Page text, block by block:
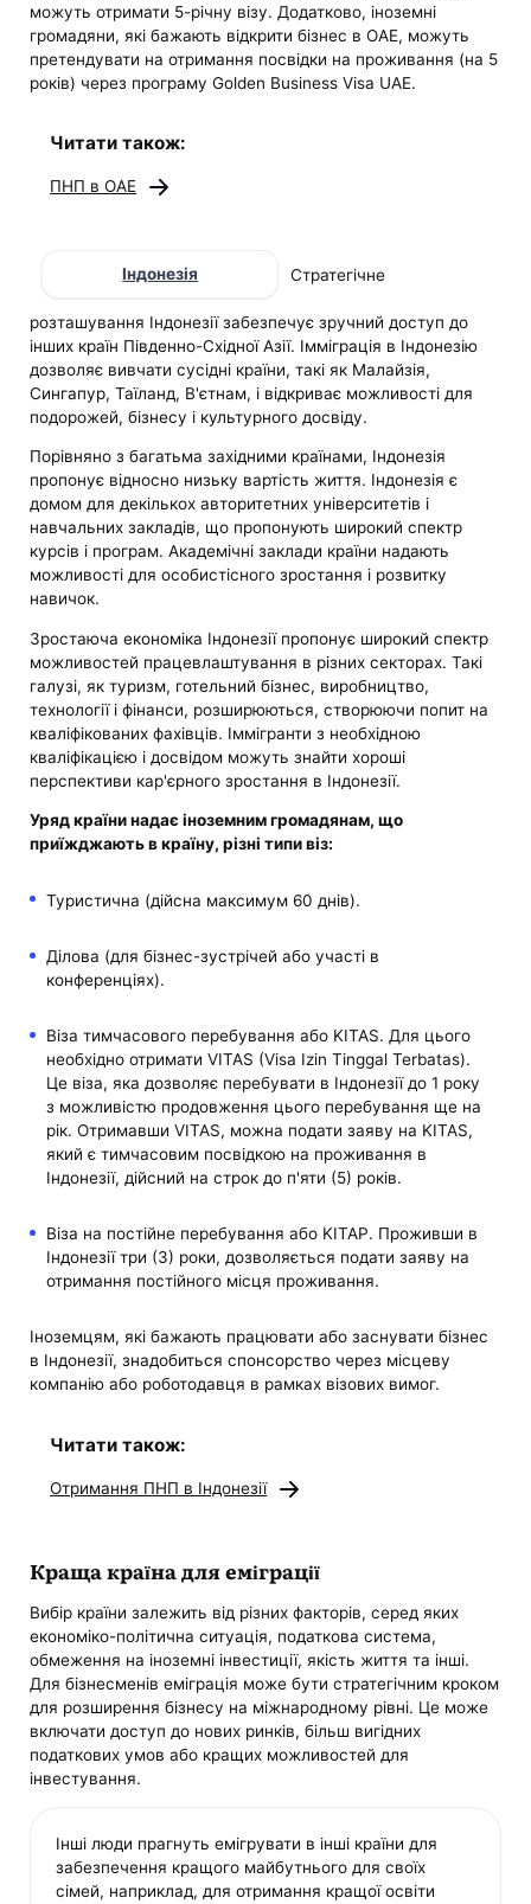
можуть отримати 5-річну візу. Додатково, іноземні
громадяни, які бажають відкрити бізнес в ОАЕ, можуть
претендувати на отримання посвідки на проживання (на 5
років) через програму Golden Business Visa UAE.
Читати також:
ПНП в ОАЕ
Індонезія Стратегічне
розташування Індонезії забезпечує зручний доступ до
інших країн Південно-Східної Азії. Імміграція в Індонезію
дозволяє вивчати сусідні країни, такі як Малайзія,
Сингапур, Таїланд, В'єтнам, і відкриває можливості для
подорожей, бізнесу і культурного досвіду.
Порівняно з багатьма західними країнами, Індонезія
пропонує відносно низьку вартість життя. Індонезія є
домом для декількох авторитетних університетів і
навчальних закладів, що пропонують широкий спектр
курсів і програм. Академічні заклади країни надають
можливості для особистісного зростання і розвитку
навичок.
Зростаюча економіка Індонезії пропонує широкий спектр
можливостей працевлаштування в різних секторах. Такі
галузі, як туризм, готельний бізнес, виробництво,
технології і фінанси, розширюються, створюючи попит на
кваліфікованих фахівців. Іммігранти з необхідною
кваліфікацією і досвідом можуть знайти хороші
перспективи кар'єрного зростання в Індонезії.
Уряд країни надає іноземним громадянам, що
приїжджають в країну, різні типи віз:
Туристична (дійсна максимум 60 днів).
Ділова (для бізнес-зустрічей або участі в
конференціях).
Віза тимчасового перебування або KITAS. Для цього
необхідно отримати VITAS (Visa Izin Tinggal Terbatas).
Це віза, яка дозволяє перебувати в Індонезії до 1 року
з можливістю продовження цього перебування ще на
рік. Отримавши VITAS, можна подати заяву на KITAS,
який є тимчасовим посвідкою на проживання в
Індонезії, дійсний на строк до п'яти (5) років.
Віза на постійне перебування або KITAP. Проживши в
Індонезії три (3) роки, дозволяється подати заяву на
отримання постійного місця проживання.
Іноземцям, які бажають працювати або заснувати бізнес
в Індонезії, знадобиться спонсорство через місцеву
компанію або роботодавця в рамках візових вимог.
Читати також:
Отримання ПНП в Індонезії
Краща країна для еміграції
Вибір країни залежить від різних факторів, серед яких
економіко-політична ситуація, податкова система,
обмеження на іноземні інвестиції, якість життя та інші.
Для бізнесменів еміграція може бути стратегічним кроком
для розширення бізнесу на міжнародному рівні. Це може
включати доступ до нових ринків, більш вигідних
податкових умов або кращих можливостей для
інвестування.
Інші люди прагнуть емігрувати в інші країни для
забезпечення кращого майбутнього для своїх
сімей, наприклад, для отримання кращої освіти